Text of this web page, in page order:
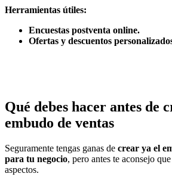
Herramientas útiles:
Encuestas postventa online.
Ofertas y descuentos
Qué debes hacer antes de
embudo de ventas
Seguramente tengas ganas de crear ya el
para tu negocio, pero antes te aconsejo
aspectos.